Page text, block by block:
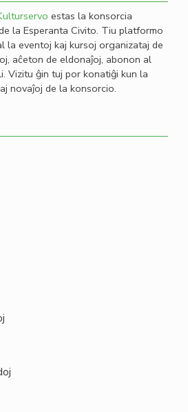
estas la konsorcia
la Esperanta Civito. Tiu platformo
la eventoj kaj kursoj organizataj de
aĉeton de eldonaĵoj, abonon al
Vizitu ĝin tuj por konatiĝi kun la
novaĵoj de la konsorcio.